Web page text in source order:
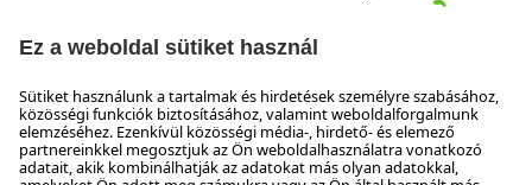
NYITVATARTÁS
Várjuk jelentkezését